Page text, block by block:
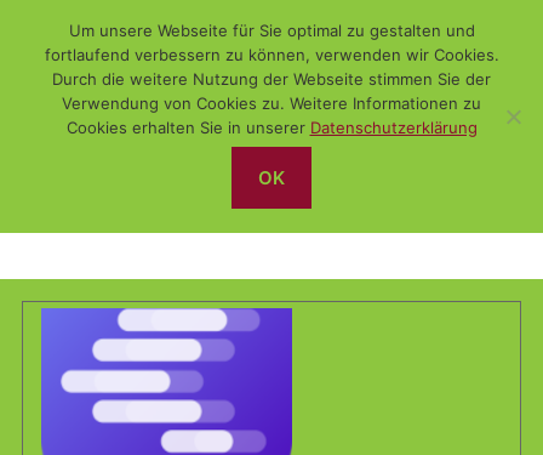
WiSch
KI
Um unsere Webseite für Sie optimal zu gestalten und
fortlaufend verbessern zu können, verwenden wir Cookies.
Durch die weitere Nutzung der Webseite stimmen Sie der
Verwendung von Cookies zu. Weitere Informationen zu
Cookies erhalten Sie in unserer Datenschutzerklärung
OK